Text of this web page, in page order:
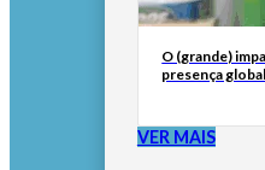
O (grande)
presença global
VER MAIS